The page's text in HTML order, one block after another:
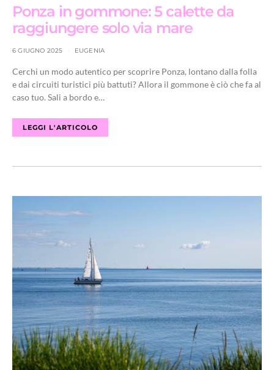
Ponza in gommone: 5 calette da
raggiungere solo via mare
6 GIUGNO 2025 EUGENIA
Cerchi un modo autentico per scoprire Ponza, lontano dalla folla
e dai circuiti turistici più battuti? Allora il gommone è ciò che fa al
caso tuo. Sali a bordo e…
LEGGI L'ARTICOLO